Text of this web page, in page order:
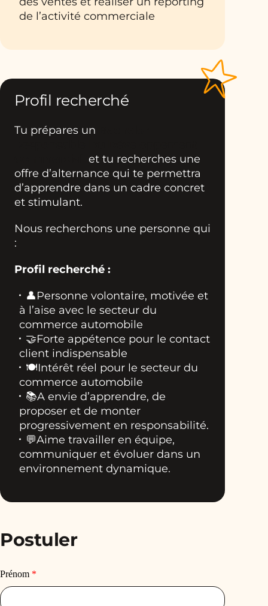
de l’activité commerciale
Profil recherché
Tu prépares un
et tu recherches une
offre d’alternance qui te permettra
d’apprendre dans un cadre concret
et stimulant.
Nous recherchons une personne qui
:
Profil recherché :
👤Personne volontaire, motivée et
à l’aise avec le secteur du
commerce automobile
🤝Forte appétence pour le contact
client indispensable
🍽️Intérêt réel pour le secteur du
commerce automobile
📚A envie d’apprendre, de
proposer et de monter
progressivement en responsabilité.
💬Aime travailler en équipe,
communiquer et évoluer dans un
environnement dynamique.
Postuler